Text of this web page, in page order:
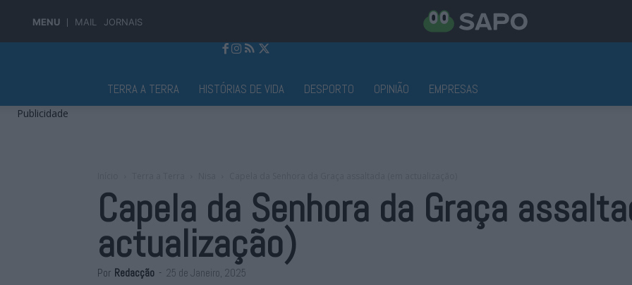
MENU MAIL JORNAIS
TERRA A TERRA HISTÓRIAS DE VIDA DESPORTO OPINIÃO EMPRESAS
Publicidade
Capela da Senhora da Graça
actualização)
Por Redacção - 25 de Janeiro, 2025